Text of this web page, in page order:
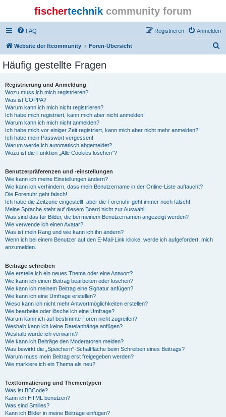
fischertechnik community forum
FAQ Anmelden
Registrieren
Website der ftcommunity Foren-Übersicht
Häufig gestellte Fragen
Registrierung und Anmeldung
Wozu muss ich mich registrieren?
Was ist COPPA?
Warum kann ich mich nicht registrieren?
Ich habe mich registriert, kann mich aber nicht anmelden!
Warum kann ich mich nicht anmelden?
Ich habe mich vor einiger Zeit registriert, kann mich aber nicht mehr anmelden?!
Ich habe mein Passwort vergessen!
Warum werde ich automatisch abgemeldet?
Wozu ist die Funktion „Alle Cookies löschen“?
Benutzerpräferenzen und -einstellungen
Wie kann ich meine Einstellungen ändern?
Wie kann ich verhindern, dass mein Benutzername in der Online-Liste auftaucht?
Die Forenuhr geht falsch!
Ich habe die Zeitzone eingestellt, aber die Forenuhr geht immer noch falsch!
Meine Sprache steht auf diesem Board nicht zur Auswahl!
Was sind das für Bilder, die bei meinem Benutzernamen angezeigt werden?
Wie verwende ich einen Avatar?
Was ist mein Rang und wie kann ich ihn ändern?
Wenn ich bei einem Benutzer auf den E-Mail-Link klicke, werde ich aufgefordert, mich
anzumelden.
Beiträge schreiben
Wie erstelle ich ein neues Thema oder eine Antwort?
Wie kann ich einen Beitrag bearbeiten oder löschen?
Wie kann ich meinem Beitrag eine Signatur anfügen?
Wie kann ich eine Umfrage erstellen?
Wieso kann ich nicht mehr Antwortmöglichkeiten erstellen?
Wie bearbeite oder lösche ich eine Umfrage?
Warum kann ich auf bestimmte Foren nicht zugreifen?
Weshalb kann ich keine Dateianhänge anfügen?
Weshalb wurde ich verwarnt?
Wie kann ich Beiträge den Moderatoren melden?
Was bewirkt die „Speichern“-Schaltfläche beim Schreiben eines Beitrags?
Warum muss mein Beitrag erst freigegeben werden?
Wie markiere ich ein Thema als neu?
Textformatierung und Thementypen
Was ist BBCode?
Kann ich HTML benutzen?
Was sind Smilies?
Kann ich Bilder in meine Beiträge einfügen?